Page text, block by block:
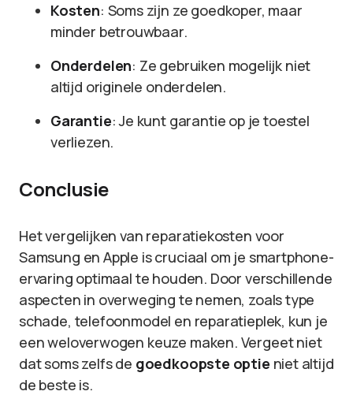
Kosten: Soms zijn ze goedkoper, maar
minder betrouwbaar.
Onderdelen: Ze gebruiken mogelijk niet
altijd originele onderdelen.
Garantie: Je kunt garantie op je toestel
verliezen.
Conclusie
Het vergelijken van reparatiekosten voor
Samsung en Apple is cruciaal om je smartphone-
ervaring optimaal te houden. Door verschillende
aspecten in overweging te nemen, zoals type
schade, telefoonmodel en reparatieplek, kun je
een weloverwogen keuze maken. Vergeet niet
dat soms zelfs de goedkoopste optie niet altijd
de beste is.